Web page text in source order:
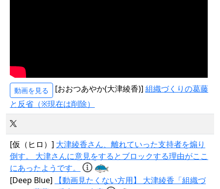
動画を見る [おおつあやか(大津綾香)] 組織づくりの葛藤
と反省（※現在は削除）
[仮（ヒロ）] 大津綾香さん、離れていった支持者を煽り
倒す。 大津さんに意見をするとブロックする理由がここ
にあったようです。
[Deep Blue]
【動画見たくない方用】 大津綾香「組織づ